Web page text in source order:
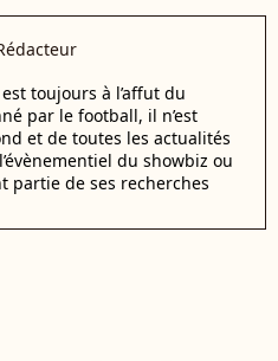
toujours à l’affut du
par le football, il n’est
et de toutes les actualités
du showbiz ou
partie de ses recherches